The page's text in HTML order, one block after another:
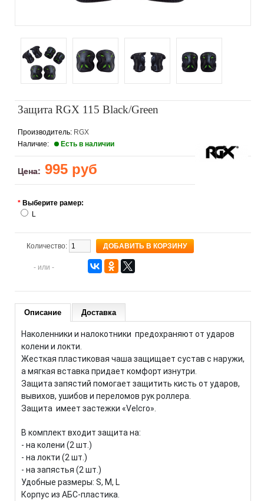
Защита RGX 115 Black/Green
Производитель: RGX
Наличие:
Есть в наличии
Цена: 995 руб
* Выберите рамер:
L
Количество:
- или -
Описание Доставка
Наколенники и налокотники предохраняют от ударов
колени и локти.
Жесткая пластиковая чаша защищает сустав с наружи,
а мягкая вставка придает комфорт изнутри.
Защита запястий помогает защитить кисть от ударов,
вывихов, ушибов и переломов рук роллера.
Защита имеет застежки «Velcro».
В комплект входит защита на:
- на колени (2 шт.)
- на локти (2 шт.)
- на запястья (2 шт.)
Удобные размеры: S, M, L
Корпус из АБС-пластика.